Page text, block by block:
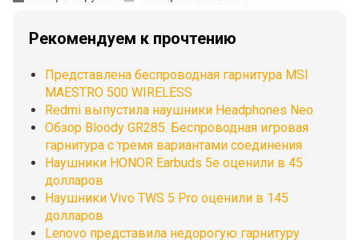
Рекомендуем к прочтению
Представлена беспроводная гарнитура MSI
MAESTRO 500 WIRELESS
Redmi выпустила наушники Headphones Neo
Обзор Bloody GR285. Беспроводная игровая
гарнитура с тремя вариантами соединения
Наушники HONOR Earbuds 5e оценили в 45
долларов
Наушники Vivo TWS 5 Pro оценили в 145
долларов
Lenovo представила недорогую гарнитуру